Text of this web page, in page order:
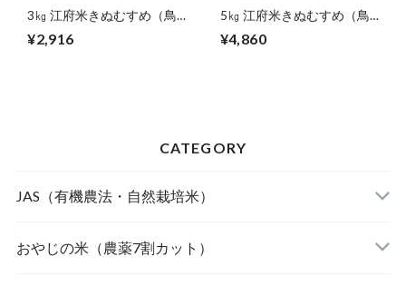
3㎏ 江府米きぬむすめ（鳥
¥2,916
5㎏ 江府米きぬむすめ（鳥
¥4,860
CATEGORY
JAS（有機農法・自然栽培米）
山形東置賜 つや姫（有機栽培米）
おやじの米（農薬7割カット）